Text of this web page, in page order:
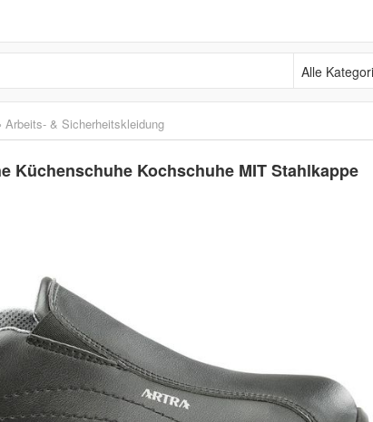
Alle Kategorien
› Arbeits- & Sicherheitskleidung
Küchenschuhe Kochschuhe MIT Stahlkappe